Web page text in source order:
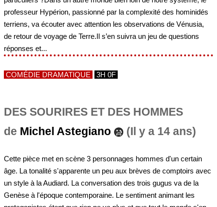
professeur Hypérion, passionné par la complexité des hominidés
terriens, va écouter avec attention les observations de Vénusia,
de retour de voyage de Terre.Il s’en suivra un jeu de questions
réponses et...
COMÉDIE DRAMATIQUE 3H 0F
DES SOURIRES ET DES HOMMES
de Michel Astegiano (Il y a 14 ans)
Cette pièce met en scène 3 personnages hommes d'un certain
âge. La tonalité s'apparente un peu aux brèves de comptoirs avec
un style à la Audiard. La conversation des trois gugus va de la
Genèse à l'époque contemporaine. Le sentiment animant les